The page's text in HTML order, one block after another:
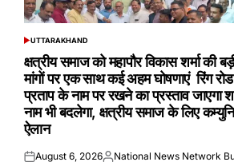
POSTED
UTTARAKHAND
क्षत्रीय समाज को महापौर विकास शर्मा की
मांगों पर एक साथ कई अहम घोषणाएं रिंग रोड
प्रताप के नाम पर रखने का प्रस्ताव जाएगा
नाम भी बदलेगा, क्षत्रीय समाज के लिए
ऐलान
August 6, 2026 National News Network